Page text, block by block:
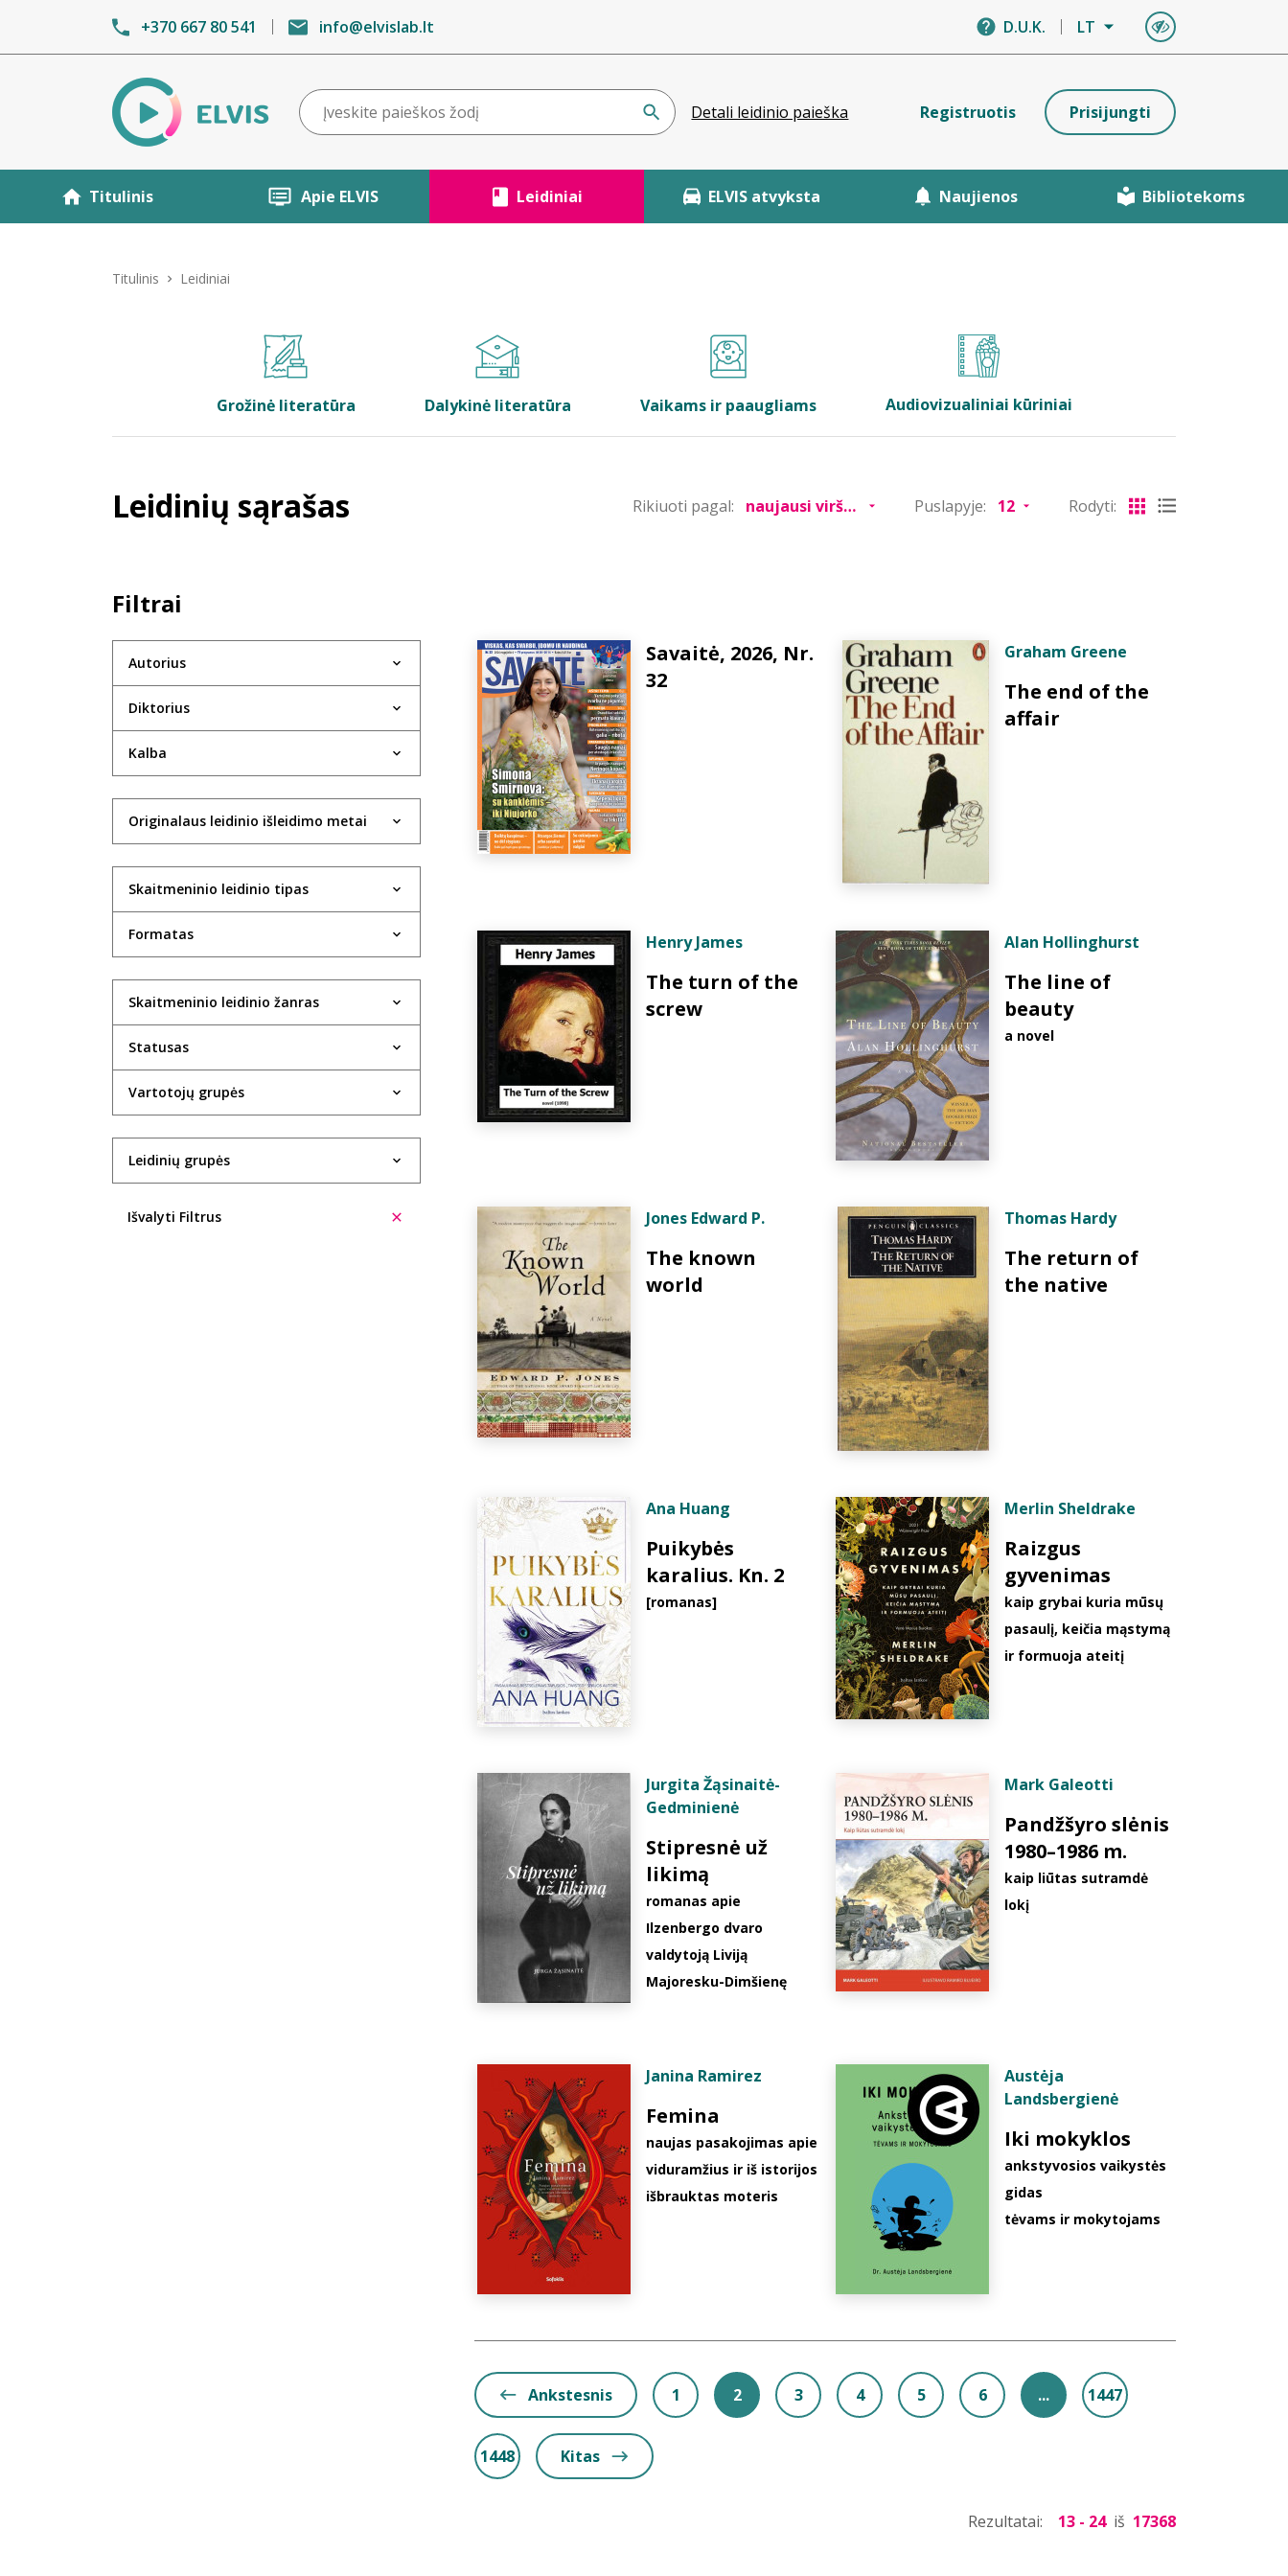
+370 667 80 541 info@elvislab.lt D.U.K. LT
Detali leidinio paieška Registruotis Prisijungti
Titulinis Apie ELVIS Leidiniai ELVIS atvyksta Naujienos Bibliotekoms
Titulinis Leidiniai
Grožinė literatūra Dalykinė literatūra Vaikams ir paaugliams Audiovizualiniai kūriniai
Leidinių sąrašas Rikiuoti pagal: Puslapyje: Rodyti:
Filtrai
Autorius
Diktorius
Kalba
Originalaus leidinio išleidimo metai
Skaitmeninio leidinio tipas
Formatas
Skaitmeninio leidinio žanras
Statusas
Vartotojų grupės
Leidinių grupės
Išvalyti Filtrus
Savaitė, 2026, Nr.
32
Graham Greene
The end of the
affair
Henry James
The turn of the
screw
Alan Hollinghurst
The line of
beauty
a novel
Jones Edward P.
The known
world
Thomas Hardy
The return of
the native
Ana Huang
Puikybės
karalius. Kn. 2
[romanas]
Merlin Sheldrake
Raizgus
gyvenimas
kaip grybai kuria mūsų
pasaulį, keičia mąstymą
ir formuoja ateitį
Jurgita Žąsinaitė-
Gedminienė
Stipresnė už
likimą
romanas apie
Ilzenbergo dvaro
valdytoją Liviją
Majoresku-Dimšienę
Mark Galeotti
Pandžšyro slėnis
1980–1986 m.
kaip liūtas sutramdė
lokį
Janina Ramirez
Femina
naujas pasakojimas apie
viduramžius ir iš istorijos
išbrauktas moteris
Austėja
Landsbergienė
Iki mokyklos
ankstyvosios vaikystės
gidas
tėvams ir mokytojams
Ankstesnis 1 2 3 4 5 6 ... 1447
1448 Kitas
Rezultatai: 13 - 24 iš 17368